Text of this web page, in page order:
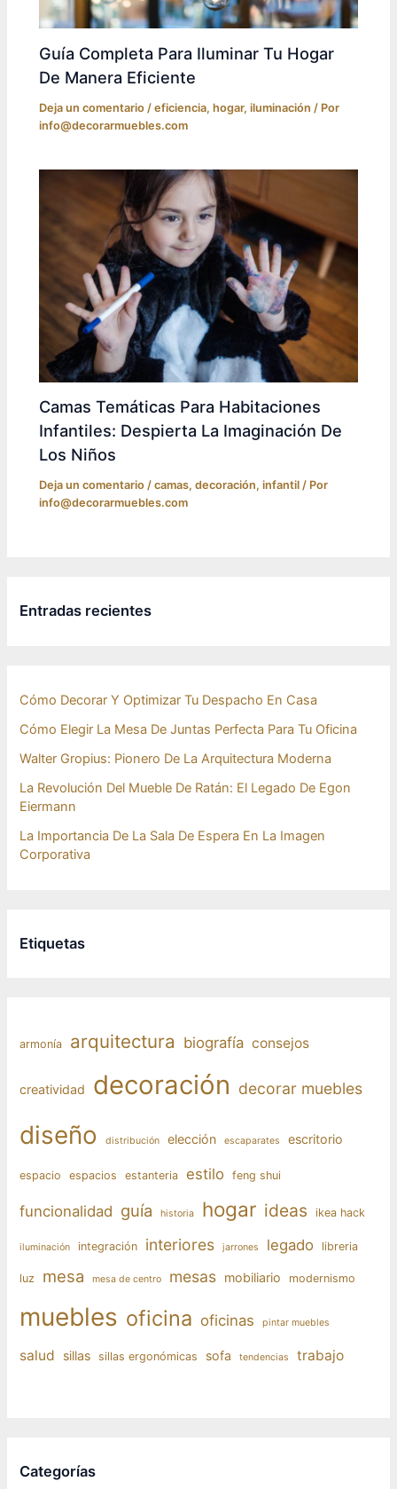
Guía Completa Para Iluminar Tu Hogar
De Manera Eficiente
Deja un comentario /eficiencia,hogar,iluminación / Por
info@decorarmuebles.com
Camas Temáticas Para Habitaciones
Infantiles: Despierta La Imaginación De
Los Niños
Deja un comentario /camas,decoración,infantil / Por
info@decorarmuebles.com
Entradas recientes
Cómo Decorar Y Optimizar Tu Despacho En Casa
Cómo Elegir La Mesa De Juntas Perfecta Para Tu Oficina
Walter Gropius: Pionero De La Arquitectura Moderna
La Revolución Del Mueble De Ratán: El Legado De Egon
Eiermann
La Importancia De La Sala De Espera En La Imagen
Corporativa
Etiquetas
armonía arquitectura biografía consejos
creatividad decoración decorar muebles
diseño distribución elección escaparates escritorio
espacio espacios estanteria estilo feng shui
funcionalidad guía historia hogar ideas ikea hack
iluminación integración interiores jarrones legado libreria
luz mesa mesa de centro mesas mobiliario modernismo
muebles oficina oficinas pintar muebles
salud sillas sillas ergonómicas sofa tendencias trabajo
Categorías